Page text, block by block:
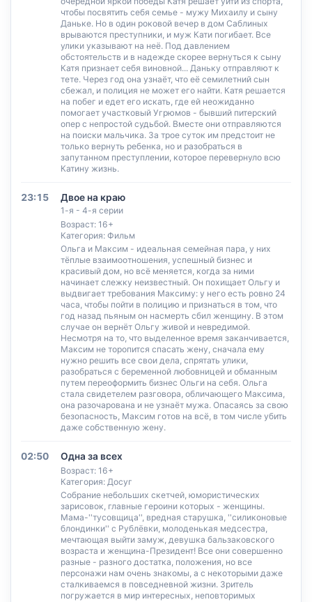
чтобы посвятить себя семье - мужу Михаилу и сыну
Даньке. Но в один роковой вечер в дом Саблиных
врываются преступники, и муж Кати погибает. Все
улики указывают на неё. Под давлением
обстоятельств и в надежде скорее вернуться к сыну
Катя признает себя виновной... Даньку отправляют к
тете. Через год она узнаёт, что её семилетний сын
сбежал, и полиция не может его найти. Катя решается
на побег и едет его искать, где ей неожиданно
помогает участковый Угрюмов - бывший питерский
опер с непростой судьбой. Вместе они отправляются
на поиски мальчика. За трое суток им предстоит не
только вернуть ребенка, но и разобраться в
запутанном преступлении, которое перевернуло всю
Катину жизнь.
23:15 Двое на краю
1-я - 4-я серии
Возраст: 16+
Категория: Фильм
Ольга и Максим - идеальная семейная пара, у них
тёплые взаимоотношения, успешный бизнес и
красивый дом, но всё меняется, когда за ними
начинает слежку неизвестный. Он похищает Ольгу и
выдвигает требования Максиму: у него есть ровно 24
часа, чтобы пойти в полицию и признаться в том, что
год назад пьяным он насмерть сбил женщину. В этом
случае он вернёт Ольгу живой и невредимой.
Несмотря на то, что выделенное время заканчивается,
Максим не торопится спасать жену, сначала ему
нужно решить все свои дела, спрятать улики,
разобраться с беременной любовницей и обманным
путем переоформить бизнес Ольги на себя. Ольга
стала свидетелем разговора, обличающего Максима,
она разочарована и не узнаёт мужа. Опасаясь за свою
безопасность, Максим готов на всё, в том числе убить
даже собственную жену.
02:50 Одна за всех
Возраст: 16+
Категория: Досуг
Собрание небольших скетчей, юмористических
зарисовок, главные героини которых - женщины.
Мама-''тусовщица'', вредная старушка, ''силиконовые
блондинки'' с Рублёвки, молоденькая медсестра,
мечтающая выйти замуж, девушка бальзаковского
возраста и женщина-Президент! Все они совершенно
разные - разного достатка, положения, но все
персонажи нам очень знакомы, а с некоторыми даже
сталкиваемся в повседневной жизни. Зритель
погружается в мир интересных, неповторимых